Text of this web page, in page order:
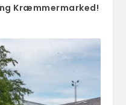
Kræmmermarked!